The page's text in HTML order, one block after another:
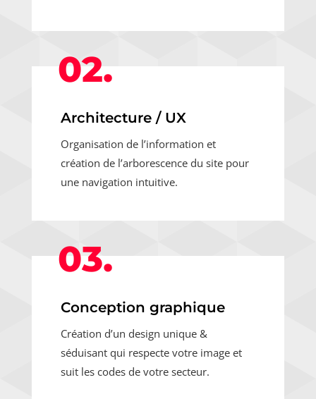
02.
Architecture / UX
Organisation de l’information et
création de l’arborescence du site pour
une navigation intuitive.
03.
Conception graphique
Création d’un design unique &
séduisant qui respecte votre image et
suit les codes de votre secteur.